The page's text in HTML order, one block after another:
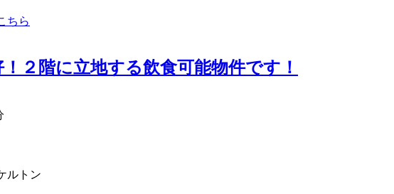
ちら
２階に立地する飲食可能物件です！
ルトン